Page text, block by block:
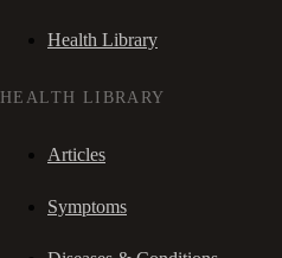
Health Library
HEALTH LIBRARY
Articles
Symptoms